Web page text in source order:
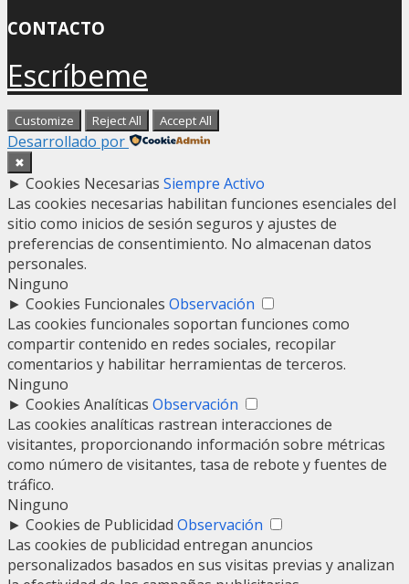
CONTACTO
Escríbeme
Customize Reject All Accept All
Desarrollado por
✖
► Cookies Necesarias Siempre Activo
Las cookies necesarias habilitan funciones esenciales del
sitio como inicios de sesión seguros y ajustes de
preferencias de consentimiento. No almacenan datos
personales.
Ninguno
► Cookies Funcionales Observación
Las cookies funcionales soportan funciones como
compartir contenido en redes sociales, recopilar
comentarios y habilitar herramientas de terceros.
Ninguno
► Cookies Analíticas Observación
Las cookies analíticas rastrean interacciones de
visitantes, proporcionando información sobre métricas
como número de visitantes, tasa de rebote y fuentes de
tráfico.
Ninguno
► Cookies de Publicidad Observación
Las cookies de publicidad entregan anuncios
personalizados basados en sus visitas previas y analizan